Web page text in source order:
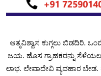
ಆತ್ಮವಿಶ್ವಾಸ ಕುಗ್ಗಲು ಬಿಡದಿರಿ.
ಜಯ. ಹೊಸ ಗ್ರಾಹಕರನ್ನು
ಲಾಭ. ಲೇವಾದೇವಿ ವ್ಯವಹಾರ